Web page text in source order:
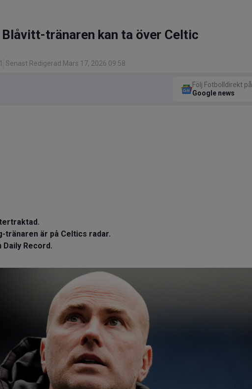
tränaren kan ta över Celtic
Senast Redigerad Mars 17, 2026 09:58
Följ Fotbolldirekt på
Google news
tränaren är på Celtics radar.
Record.